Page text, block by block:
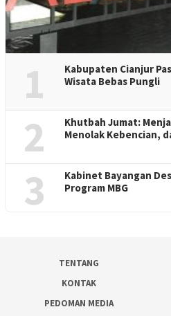
1
Kabupaten Cianjur
Wisata Bebas Pungli
2
Khutbah Jumat:
Menolak Kebencian,
3
Kabinet Bayangan
Program MBG
TENTANG
KONTAK
PEDOMAN MEDIA